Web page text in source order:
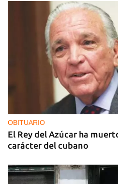
OBITUARIO
El Rey del Azúcar ha
carácter del cubano